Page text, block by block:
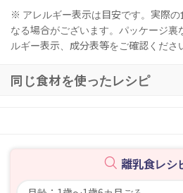
※ アレルギー表示は目安です。実際
なる場合がございます。パッケージ裏
ルギー表示、成分表等をご確認くださ
同じ食材を使ったレシピ
離乳食レシ